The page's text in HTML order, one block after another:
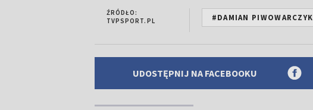
ŹRÓDŁO:
TVPSPORT.PL
#DAMIAN PIWOWARCZYK
UDOSTĘPNIJ NA FACEBOOKU